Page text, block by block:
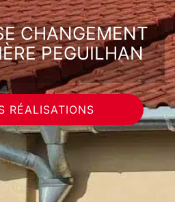
CHANGEMENT
PEGUILHAN
RÉALISATIONS